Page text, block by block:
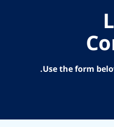
Use the form